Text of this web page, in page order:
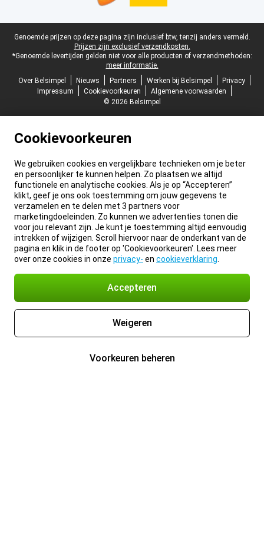
Juridische voettekst
Genoemde prijzen op deze pagina zijn inclusief btw, tenzij anders vermeld.
Prijzen zijn exclusief verzendkosten.
*Genoemde levertijden gelden niet voor alle producten of verzendmethoden:
meer informatie.
Over Belsimpel
Nieuws Partners Werken bij Belsimpel
Privacy
Impressum
Cookievoorkeuren
Algemene voorwaarden
© 2026 Belsimpel
Cookievoorkeuren
We gebruiken cookies en vergelijkbare technieken om je beter
en persoonlijker te kunnen helpen. Zo plaatsen we altijd
functionele en analytische cookies. Als je op “Accepteren”
klikt, geef je ons ook toestemming om jouw gegevens te
verzamelen en te delen met 3 partners voor
marketingdoeleinden. Zo kunnen we advertenties tonen die
voor jou relevant zijn. Je kunt je toestemming altijd eenvoudig
intrekken of wijzigen. Scroll hiervoor naar de onderkant van de
pagina en klik in de footer op 'Cookievoorkeuren'. Lees meer
over onze cookies in onze privacy- en cookieverklaring
Accepteren
Weigeren
Voorkeuren beheren